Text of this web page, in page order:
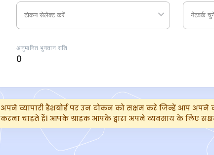
अनुमानित भुगतान राशि
0
अपने व्यापारी डैशबोर्ड पर उन टोकन को सक्षम करें जिन्हें आप
करना चाहते हैं। आपके ग्राहक आपके द्वारा अपने व्यवसाय के लिए